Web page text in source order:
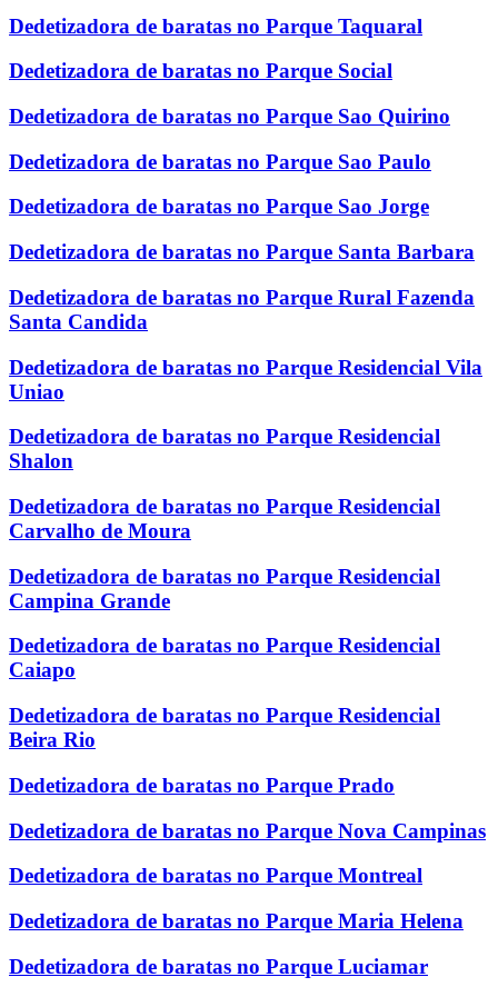
Dedetizadora de baratas no Parque Taquaral
Dedetizadora de baratas no Parque Social
Dedetizadora de baratas no Parque Sao Quirino
Dedetizadora de baratas no Parque Sao Paulo
Dedetizadora de baratas no Parque Sao Jorge
Dedetizadora de baratas no Parque Santa Barbara
Dedetizadora de baratas no Parque Rural Fazenda
Santa Candida
Dedetizadora de baratas no Parque Residencial Vila
Uniao
Dedetizadora de baratas no Parque Residencial
Shalon
Dedetizadora de baratas no Parque Residencial
Carvalho de Moura
Dedetizadora de baratas no Parque Residencial
Campina Grande
Dedetizadora de baratas no Parque Residencial
Caiapo
Dedetizadora de baratas no Parque Residencial
Beira Rio
Dedetizadora de baratas no Parque Prado
Dedetizadora de baratas no Parque Nova Campinas
Dedetizadora de baratas no Parque Montreal
Dedetizadora de baratas no Parque Maria Helena
Dedetizadora de baratas no Parque Luciamar